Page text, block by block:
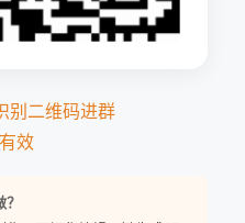
别二维码进群
效